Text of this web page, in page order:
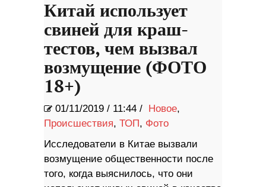
Китай использует
свиней для краш-
тестов, чем вызвал
возмущение (ФОТО
18+)
01/11/2019 / 11:44 / Новое,
Происшествия, ТОП, Фото
Исследователи в Китае вызвали
возмущение общественности после
того, когда выяснилось, что они